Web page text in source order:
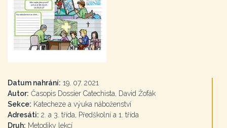
Datum nahrání: 19. 07. 2021
Autor: Časopis Dossier Catechista, David Žofák
Sekce: Katecheze a výuka náboženství
Adresáti: 2. a 3. třída, Předškolní a 1. třída
Druh: Metodiky lekcí